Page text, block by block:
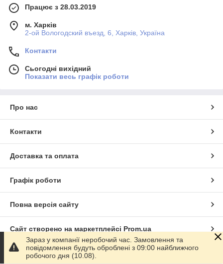
Працює з 28.03.2019
м. Харків
2-ой Вологодский въезд, 6, Харків, Україна
Контакти
Сьогодні вихідний
Показати весь графік роботи
Про нас
Контакти
Доставка та оплата
Графік роботи
Повна версія сайту
Сайт створено на маркетплейсі Prom.ua
Політика конфіденційності
Зараз у компанії неробочий час. Замовлення та
повідомлення будуть оброблені з 09:00 найближчого
робочого дня (10.08).